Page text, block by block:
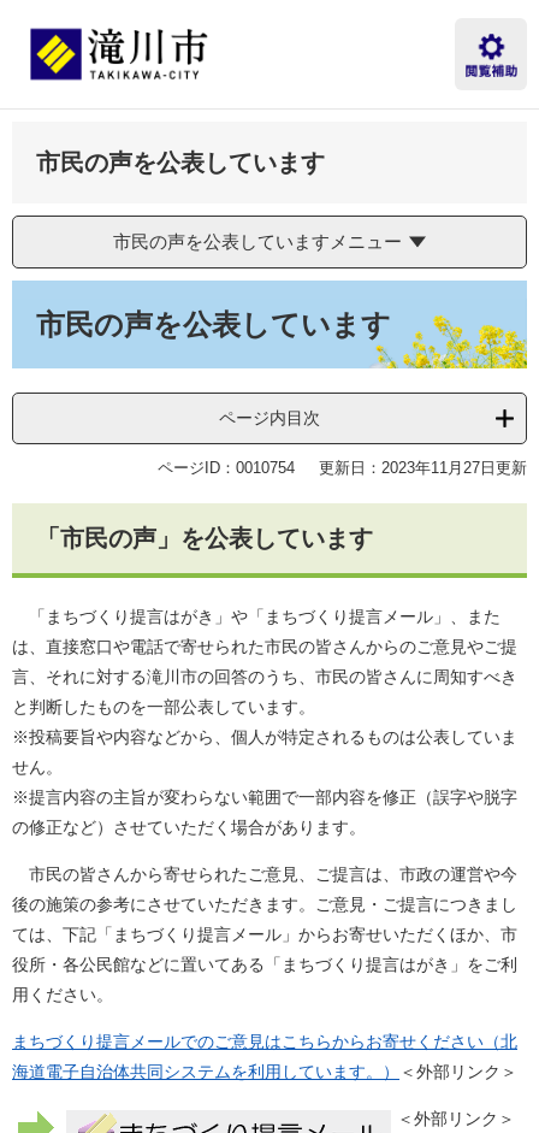
先
を
て
文
市民の声を公表しています
市民の声を公表していますメニュー
市民の声を公表しています
ページ内目次
ページID：0010754 更新日：2023年11月27日更新
「市民の声」を公表しています
「まちづくり提言はがき」や「まちづくり提言メール」、また
は、直接窓口や電話で寄せられた市民の皆さんからのご意見やご提
言、それに対する滝川市の回答のうち、市民の皆さんに周知すべき
と判断したものを一部公表しています。
※投稿要旨や内容などから、個人が特定されるものは公表していま
せん。
※提言内容の主旨が変わらない範囲で一部内容を修正（誤字や脱字
の修正など）させていただく場合があります。
市民の皆さんから寄せられたご意見、ご提言は、市政の運営や今
後の施策の参考にさせていただきます。ご意見・ご提言につきまし
ては、下記「まちづくり提言メール」からお寄せいただくほか、市
役所・各公民館などに置いてある「まちづくり提言はがき」をご利
用ください。
まちづくり提言メールでのご意見はこちらからお寄せください（北
海道電子自治体共同システムを利用しています。）
＜外部リンク＞
＜外部リンク＞